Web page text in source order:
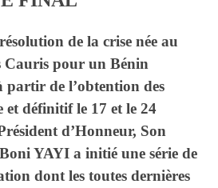
de la crise née au
Cauris pour un Bénin
partir de l’obtention des
et définitif le 17 et le 24
d’Honneur, Son
YAYI a initié une série de
dont les toutes dernières